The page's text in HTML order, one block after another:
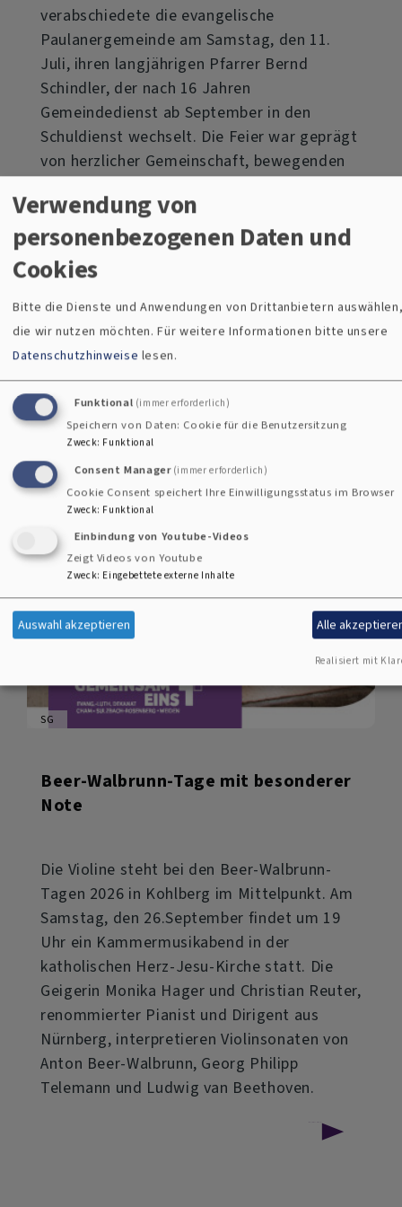
verabschiedete die evangelische
Paulanergemeinde am Samstag, den 11.
Juli, ihren langjährigen Pfarrer Bernd
Schindler, der nach 16 Jahren
Gemeindedienst ab September in den
Schuldienst wechselt. Die Feier war geprägt
von herzlicher Gemeinschaft, bewegenden
SG
Beer-Walbrunn-Tage mit besonderer
Note
Die Violine steht bei den Beer-Walbrunn-
Tagen 2026 in Kohlberg im Mittelpunkt. Am
Samstag, den 26.September findet um 19
Uhr ein Kammermusikabend in der
katholischen Herz-Jesu-Kirche statt. Die
Geigerin Monika Hager und Christian Reuter,
renommierter Pianist und Dirigent aus
Nürnberg, interpretieren Violinsonaten von
Anton Beer-Walbrunn, Georg Philipp
Telemann und Ludwig van Beethoven.
Verwendung von
personenbezogenen Daten und
Cookies
Bitte die Dienste und Anwendungen von Drittanbietern
die wir nutzen möchten.Für weitere Informationen bitte unsere
Datenschutzhinweise lesen.
Funktional (immer erforderlich)
Speichern von Daten: Cookie für die Benutzersitzung
Zweck: Funktional
Consent Manager (immer erforderlich)
Cookie Consent speichert Ihre Einwilligungsstatus im Browser
Zweck: Funktional
Einbindung von Youtube-Videos
Zeigt Videos von Youtube
Zweck: Eingebettete externe Inhalte
Auswahl akzeptieren Alle
Realisiert mit